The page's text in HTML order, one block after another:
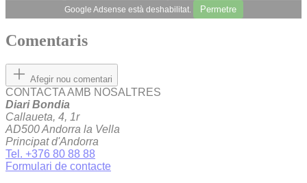
Google Adsense està deshabilitat. Permetre
Comentaris
Afegir nou comentari
CONTACTA AMB NOSALTRES
Diari Bondia
Callaueta, 4, 1r
AD500 Andorra la Vella
Principat d'Andorra
Tel. +376 80 88 88
Formulari de contacte